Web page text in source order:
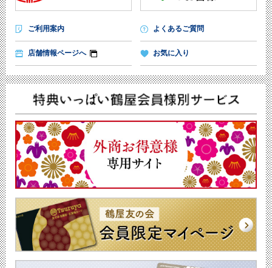
ご利用案内 よくあるご質問
店舗情報ページへ お気に入り